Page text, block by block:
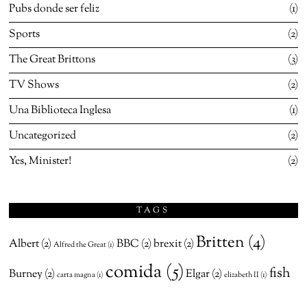
Pubs donde ser feliz
1
Sports
2
The Great Brittons
3
TV Shows
2
Una Biblioteca Inglesa
1
Uncategorized
2
Yes, Minister!
2
TAGS
Albert(2) Alfred the Great(1) BBC (2)brexit(2)Britten (4)
Burney(2) carta magna(1) comida (5)Elgar(2) elizabeth II(1) fish